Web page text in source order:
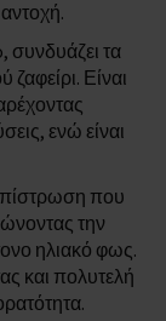
συνδυάζει τα
ζαφείρι. Είναι
ενώ είναι
που
την
ηλιακό φως.
και πολυτελή